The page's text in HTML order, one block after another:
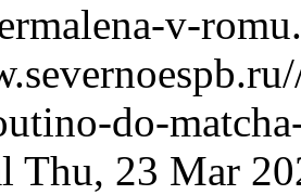
v-
do-
Thu, 23 Mar